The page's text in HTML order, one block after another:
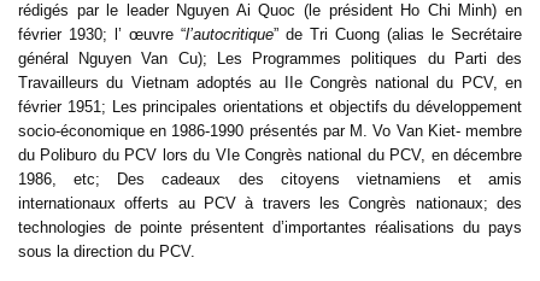
rédigés par le leader Nguyen Ai Quoc (le président Ho Chi Minh) en
février 1930; l’ œuvre “l’autocritique” de Tri Cuong (alias le Secrétaire
général Nguyen Van Cu); Les Programmes politiques du Parti des
Travailleurs du Vietnam adoptés au IIe Congrès national du PCV, en
février 1951; Les principales orientations et objectifs du développement
socio-économique en 1986-1990 présentés par M. Vo Van Kiet- membre
du Poliburo du PCV lors du VIe Congrès national du PCV, en décembre
1986, etc; Des cadeaux des citoyens vietnamiens et amis
internationaux offerts au PCV à travers les Congrès nationaux; des
technologies de pointe présentent d’importantes réalisations du pays
sous la direction du PCV.